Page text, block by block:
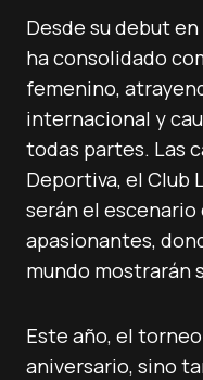
Desde su debut
ha consolidado
femenino,
internacional y
todas partes. Las
Deportiva, el Club
serán el
apasionantes,
mundo mostrarán
Este año, el torneo
aniversario, sino